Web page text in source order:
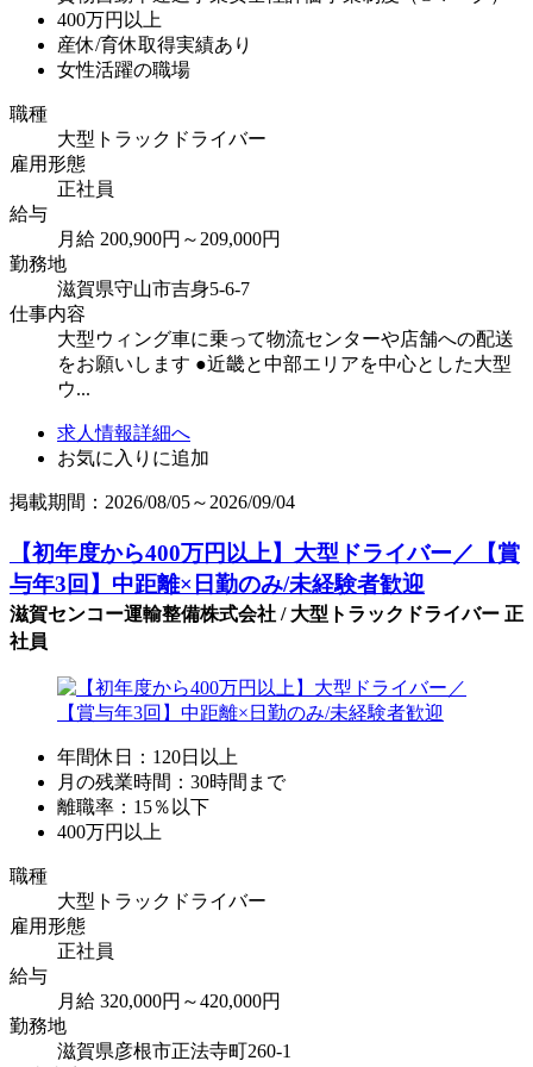
400万円以上
産休/育休取得実績あり
女性活躍の職場
職種
大型トラックドライバー
雇用形態
正社員
給与
月給 200,900円～209,000円
勤務地
滋賀県守山市吉身5-6-7
仕事内容
大型ウィング車に乗って物流センターや店舗への配送
をお願いします ●近畿と中部エリアを中心とした大型
ウ...
求人情報詳細へ
お気に入りに追加
掲載期間：2026/08/05～2026/09/04
【初年度から400万円以上】大型ドライバー／【賞
与年3回】中距離×日勤のみ/未経験者歓迎
滋賀センコー運輸整備株式会社 / 大型トラックドライバー 正
社員
年間休日：120日以上
月の残業時間：30時間まで
離職率：15％以下
400万円以上
職種
大型トラックドライバー
雇用形態
正社員
給与
月給 320,000円～420,000円
勤務地
滋賀県彦根市正法寺町260-1